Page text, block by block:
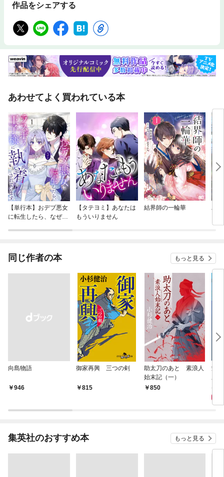
作品をシェアする
あわせてよく買われている本
【単行本】おデブ悪女
に転生したら、なぜか
【タテヨミ】あなたは
もういりません
結界師の一輪華
バ
今
同じ作者の本 もっと見る
向島物語
￥946
御家再興 三つの剣
815
助太刀のあと 素浪人
始末記（一）
850
栄
三
集英社のおすすめ本 もっと見る